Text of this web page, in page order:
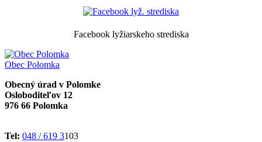
Facebook lyžiarskeho strediska
Obec Polomka
Obecný úrad v Polomke
Osloboditeľov 12
976 66 Polomka
Tel: 048 / 619 3103